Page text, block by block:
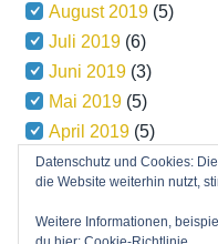
August 2019 (5)
Juli 2019 (6)
Juni 2019 (3)
Mai 2019 (5)
April 2019 (5)
März 2019(5)
Datenschutz und Cookies:
die Website weiterhin nutzt,
Weitere Informationen,